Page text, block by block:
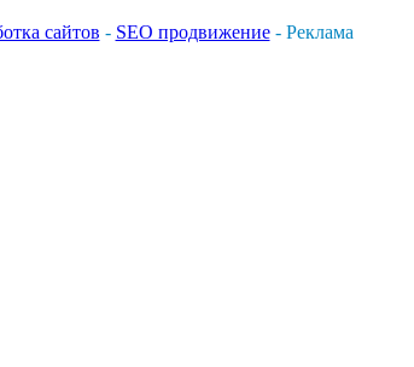
сайтов - SEO продвижение- Реклама